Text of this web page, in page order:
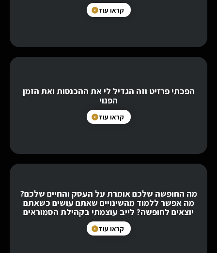
קראו עוד
הפכתי פרזיט וזה הגדיל לי את ההכנסות ואת הזמן
הפנוי
קראו עוד
מה החופשה שלכם אומרת על העסק והחיים שלכם?
מה אפשר ללמוד מהשינויים שאתם עושים כשאתם
יוצאים לחופשה? לייב עוצמתי בקהילת הסמוראים
קראו עוד